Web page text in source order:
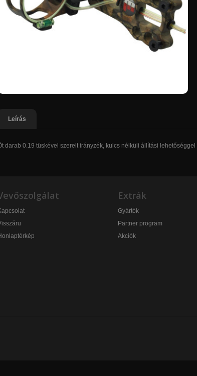
Leírás
darab 0.19 tüskével szerelt irányzék, kulcs nélküli állítási lehetőséggel
Extrák
Gyártók
Partner program
Akciók